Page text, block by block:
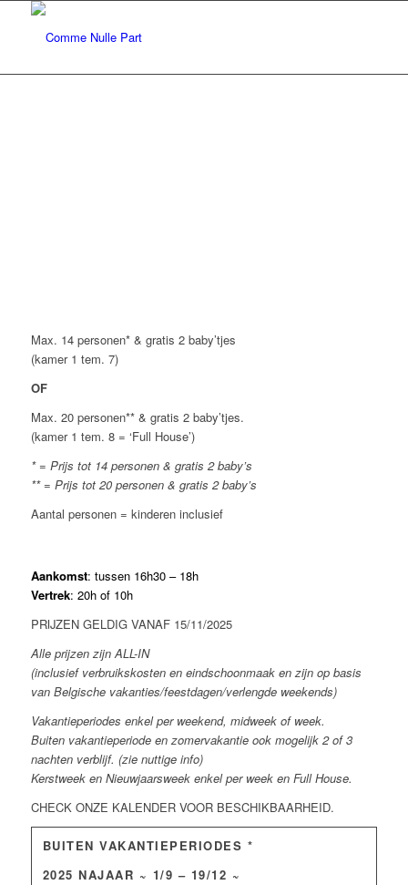
Max. 14 personen* & gratis 2 baby’tjes
(kamer 1 tem. 7)
OF
Max. 20 personen** & gratis 2 baby’tjes.
(kamer 1 tem. 8 = ‘Full House’)
* = Prijs tot 14 personen & gratis 2 baby’s
** = Prijs tot 20 personen & gratis 2 baby’s
Aantal personen = kinderen inclusief
Aankomst: tussen 16h30 – 18h
Vertrek: 20h of 10h
PRIJZEN GELDIG VANAF 15/11/2025
Alle prijzen zijn ALL-IN
(inclusief verbruikskosten en eindschoonmaak en zijn op basis
van Belgische vakanties/feestdagen/verlengde weekends)
Vakantieperiodes enkel per weekend, midweek of week.
Buiten vakantieperiode en zomervakantie ook mogelijk 2 of 3
nachten verblijf. (zie nuttige info)
Kerstweek en Nieuwjaarsweek enkel per week en Full House.
CHECK ONZE KALENDER VOOR BESCHIKBAARHEID.
BUITEN VAKANTIEPERIODES *
2025 NAJAAR ~ 1/9 – 19/12 ~